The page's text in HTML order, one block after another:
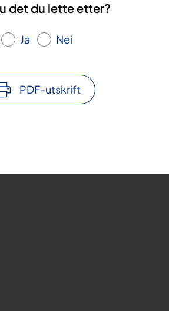
det du lette etter?
Ja Nei
PDF-utskrift